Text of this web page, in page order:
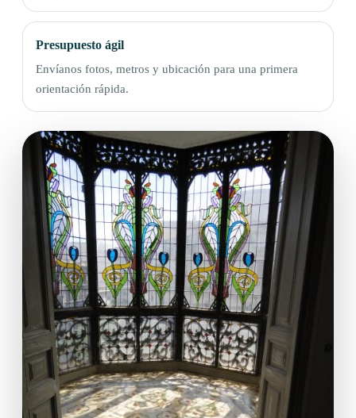
Presupuesto ágil
Envíanos fotos, metros y ubicación para una primera
orientación rápida.